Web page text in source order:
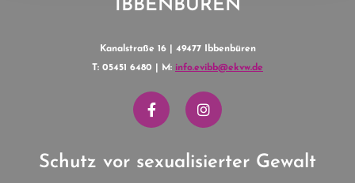
IBBENBÜREN
Kanalstraße 16 | 49477 Ibbenbüren
T: 05451 6480 | M: info.evibb@ekvw.de
Schutz vor sexualisierter Gewalt